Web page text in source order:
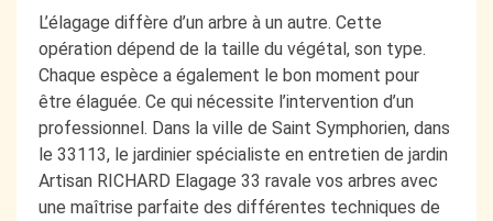
L’élagage diffère d’un arbre à un autre. Cette
opération dépend de la taille du végétal, son type.
Chaque espèce a également le bon moment pour
être élaguée. Ce qui nécessite l’intervention d’un
professionnel. Dans la ville de Saint Symphorien, dans
le 33113, le jardinier spécialiste en entretien de jardin
Artisan RICHARD Elagage 33 ravale vos arbres avec
une maîtrise parfaite des différentes techniques de